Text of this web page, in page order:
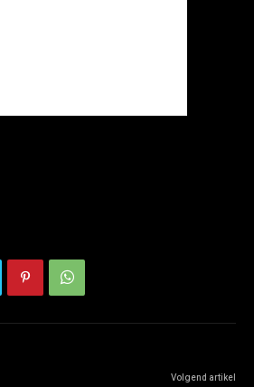
Volgend artikel